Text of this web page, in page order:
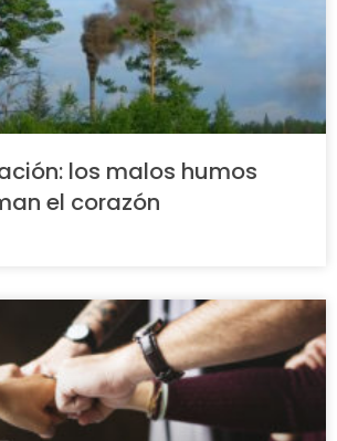
los malos humos
el corazón